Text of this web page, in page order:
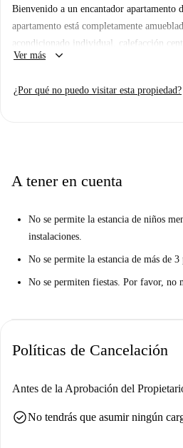
Bienvenido a un encantador
apartamento está completamente
acondicionado individual, calefacción
todos los electrodomésticos necesarios,
periódica están incluidos, lo que le ofrece
Ver más keyboard_arrow_down
¿Por qué no puedo visitar esta propiedad?
A tener en cuenta
No se permite la estancia de niños
instalaciones.
No se permite la estancia de más de 3
No se permiten fiestas. Por favor, no
Políticas de Cancelación
Antes de la Aprobación del
check_circleNo tendrás que asumir ningún